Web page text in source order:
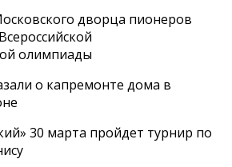
дворца пионеров
олимпиады
о капремонте дома в
30 марта пройдет турнир по